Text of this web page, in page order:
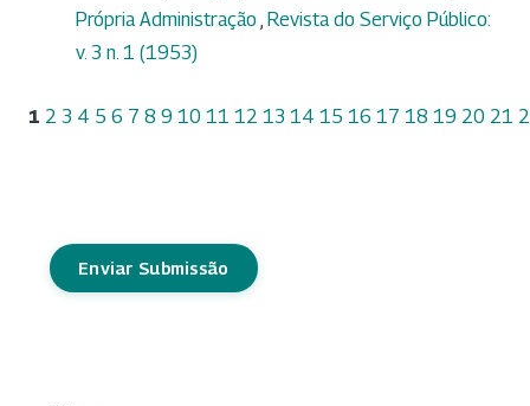
Própria Administração , Revista do Serviço Público:
v. 3 n. 1 (1953)
1 2 3 4 5 6 7 8 9 10 11 12 13 14 15 16 17 18 19 20 21
Enviar Submissão